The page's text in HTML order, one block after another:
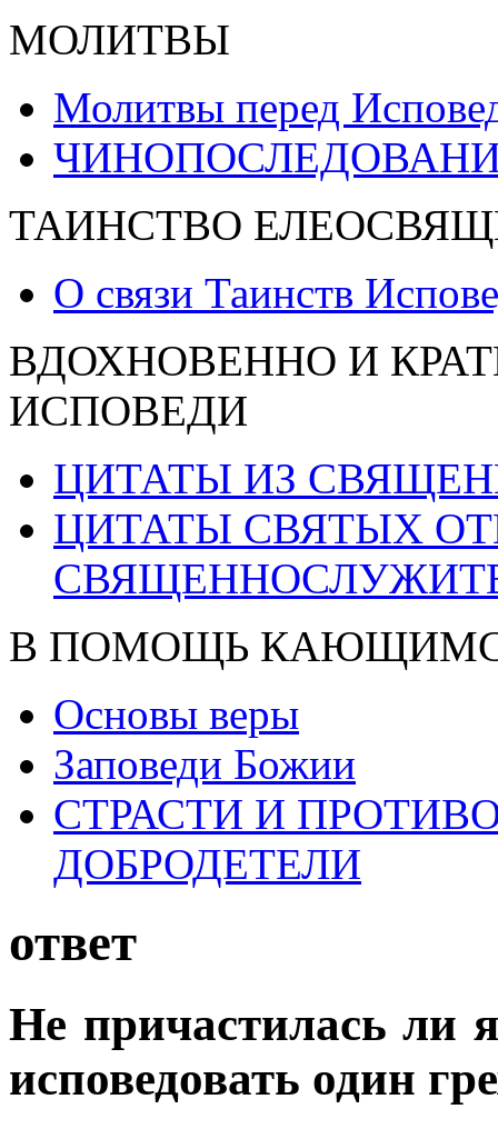
МОЛИТВЫ
Молитвы перед
ТАИНСТВО
О связи Таинств
ВДОХНОВЕННО И
ИСПОВЕДИ
ЦИТАТЫ ИЗ
ЦИТАТЫ СВЯТЫХ
В ПОМОЩЬ
Основы веры
Заповеди Божии
СТРАСТИ И
ДОБРОДЕТЕЛИ
ответ
Не причастилась ли
исповедовать один